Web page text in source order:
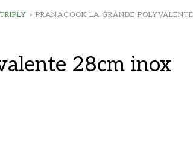
» PRANACOOK LA GRANDE POLYVALENTE
28cm inox